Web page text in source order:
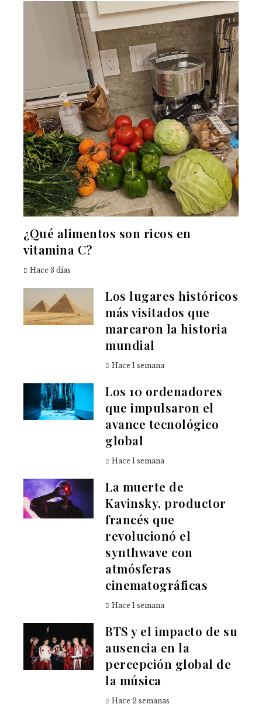
¿Qué alimentos son ricos en
vitamina C?
Hace 3 días
Los lugares históricos
más visitados que
marcaron la historia
mundial
Hace 1 semana
Los 10 ordenadores
que impulsaron el
avance tecnológico
global
Hace 1 semana
La muerte de
Kavinsky, productor
francés que
revolucionó el
synthwave con
atmósferas
cinematográficas
Hace 1 semana
BTS y el impacto de su
ausencia en la
percepción global de
la música
Hace 2 semanas